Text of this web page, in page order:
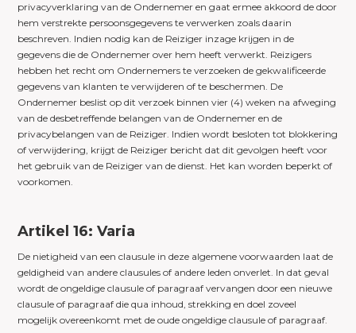
privacyverklaring van de Ondernemer en gaat ermee akkoord de door
hem verstrekte persoonsgegevens te verwerken zoals daarin
beschreven. Indien nodig kan de Reiziger inzage krijgen in de
gegevens die de Ondernemer over hem heeft verwerkt. Reizigers
hebben het recht om Ondernemers te verzoeken de gekwalificeerde
gegevens van klanten te verwijderen of te beschermen. De
Ondernemer beslist op dit verzoek binnen vier (4) weken na afweging
van de desbetreffende belangen van de Ondernemer en de
privacybelangen van de Reiziger. Indien wordt besloten tot blokkering
of verwijdering, krijgt de Reiziger bericht dat dit gevolgen heeft voor
het gebruik van de Reiziger van de dienst. Het kan worden beperkt of
voorkomen.
Artikel 16: Varia
De nietigheid van een clausule in deze algemene voorwaarden laat de
geldigheid van andere clausules of andere leden onverlet. In dat geval
wordt de ongeldige clausule of paragraaf vervangen door een nieuwe
clausule of paragraaf die qua inhoud, strekking en doel zoveel
mogelijk overeenkomt met de oude ongeldige clausule of paragraaf.